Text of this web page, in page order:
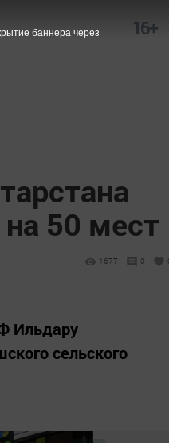
16+
50 мест
1677 0
Ильдару
сельского
баннера через